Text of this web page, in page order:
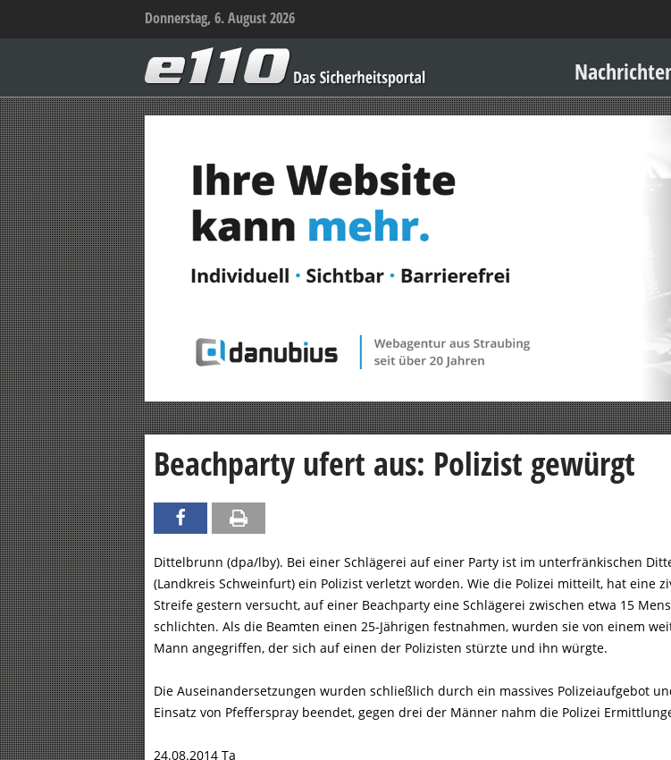
Donnerstag, 6. August 2026
–
Das
Sicherheitsportal
Beachparty ufert aus: Polizist gewürgt
Dittelbrunn (dpa/lby). Bei einer Schlägerei auf einer Party ist im unterfränkischen
(Landkreis Schweinfurt) ein Polizist verletzt worden. Wie die Polizei mitteilt, hat eine
Streife gestern versucht, auf einer Beachparty eine Schlägerei zwischen etwa 15
schlichten. Als die Beamten einen 25-Jährigen festnahmen, wurden sie von einem
Mann angegriffen, der sich auf einen der Polizisten stürzte und ihn würgte.
Die Auseinandersetzungen wurden schließlich durch ein massives Polizeiaufgebot
Einsatz von Pfefferspray beendet, gegen drei der Männer nahm die Polizei
24.08.2014 Ta